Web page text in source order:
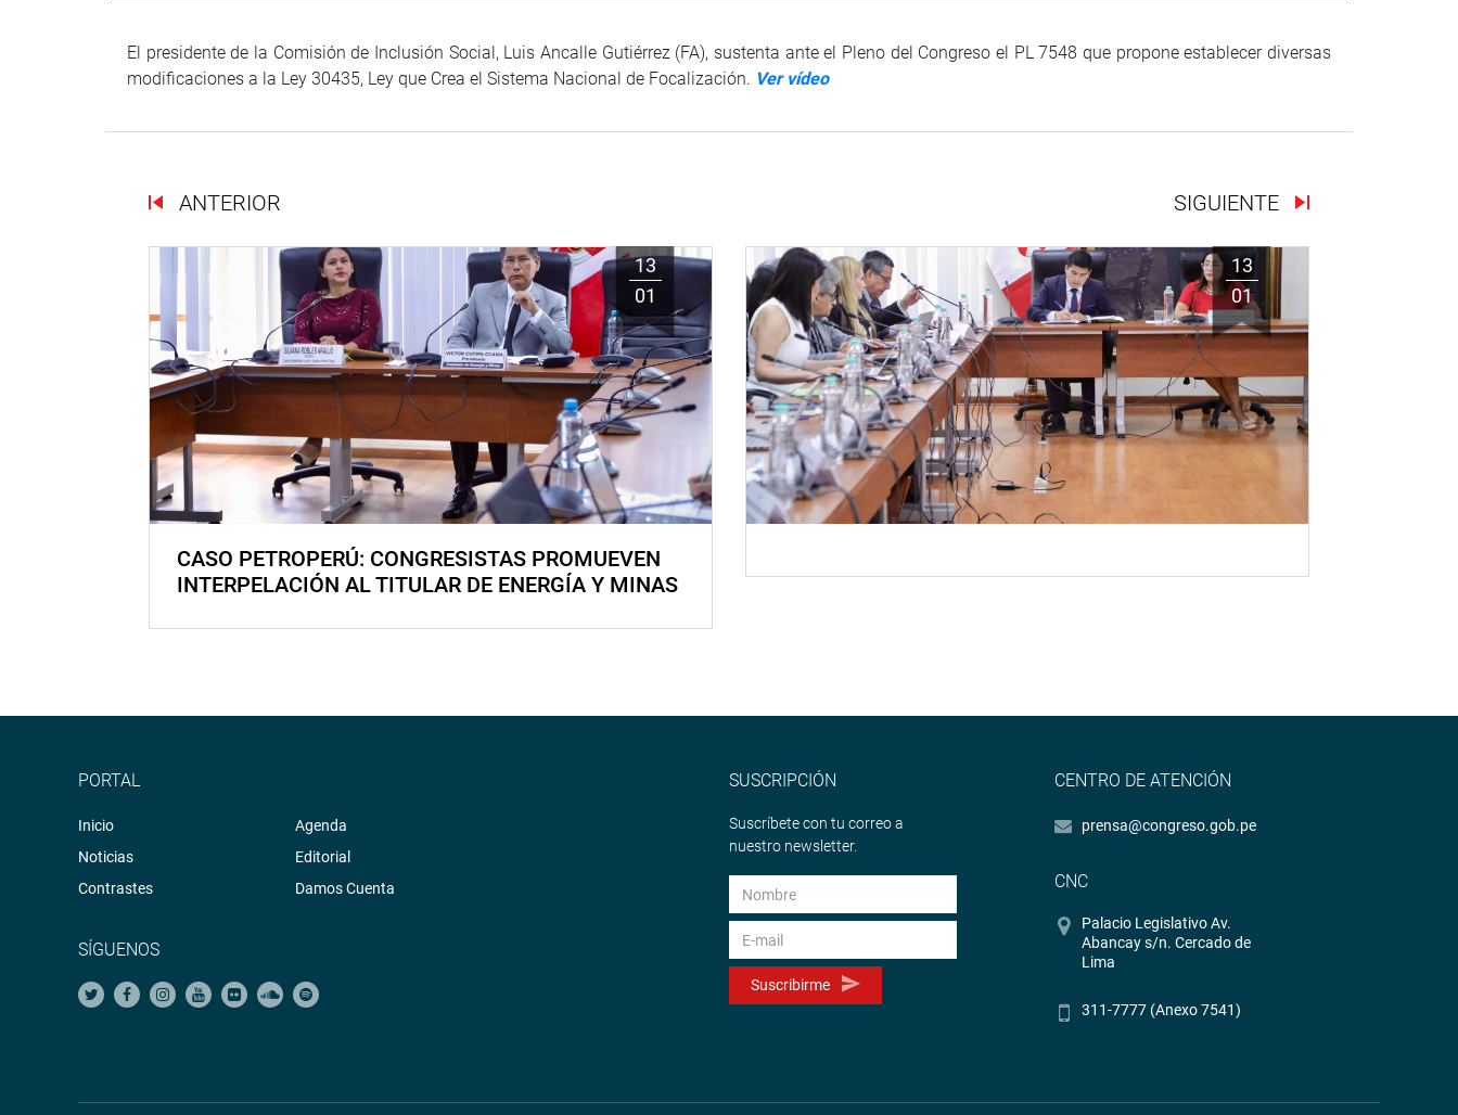
El presidente de la Comisión de Inclusión Social, Luis Ancalle Gutiérrez (FA), sustenta ante el Pleno del Congreso el PL 7548 que propone establecer diversas
modificaciones a la Ley 30435, Ley que Crea el Sistema Nacional de Focalización. Ver vídeo
ANTERIOR SIGUIENTE
13
01
CASO PETROPERÚ: CONGRESISTAS PROMUEVEN
INTERPELACIÓN AL TITULAR DE ENERGÍA Y MINAS
13
01
PORTAL
Inicio
Noticias
Contrastes
Agenda
Editorial
Damos Cuenta
SÍGUENOS
SUSCRIPCIÓN
Suscríbete con tu correo a
nuestro newsletter.
Suscribirme
CENTRO DE ATENCIÓN
prensa@congreso.gob.pe
CNC
Palacio Legislativo Av.
Abancay s/n. Cercado de
Lima
311-7777 (Anexo 7541)